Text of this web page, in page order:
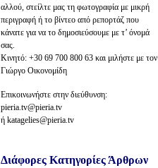
αλλού, στείλτε μας τη φωτογραφία με μικρή
περιγραφή ή το βίντεο από ρεπορτάζ που
κάνατε για να το δημοσιεύσουμε με τ’ όνομά
σας.
Κινητό: +30 69 700 800 63 και μιλήστε με τον
Γιώργο Οικονομίδη
Επικοινωνήστε στην διεύθυνση:
pieria.tv@pieria.tv
ή katagelies@pieria.tv
Διάφορες Κατηγορίες Άρθρων